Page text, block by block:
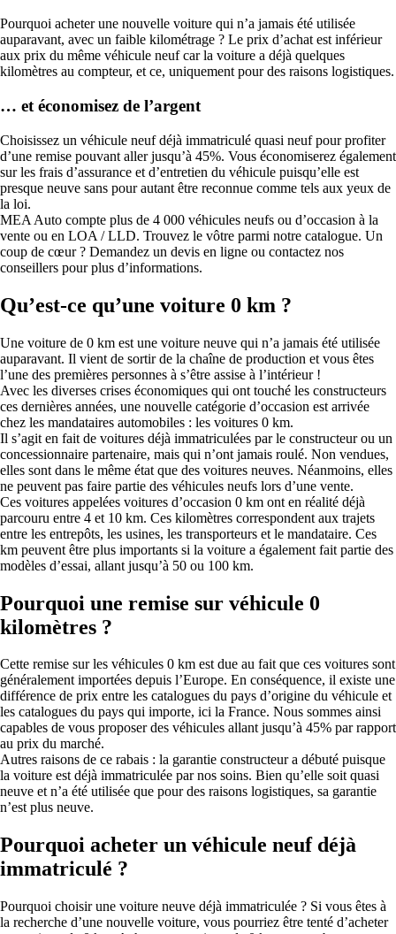
Pourquoi acheter une nouvelle voiture qui n’a jamais été utilisée
auparavant, avec un faible kilométrage ? Le prix d’achat est inférieur
aux prix du même véhicule neuf car la voiture a déjà quelques
kilomètres au compteur, et ce, uniquement pour des raisons logistiques.
… et économisez de l’argent
Choisissez un véhicule neuf déjà immatriculé quasi neuf pour profiter
d’une remise pouvant aller jusqu’à 45%. Vous économiserez également
sur les frais d’assurance et d’entretien du véhicule puisqu’elle est
presque neuve sans pour autant être reconnue comme tels aux yeux de
la loi.
MEA Auto compte plus de 4 000 véhicules neufs ou d’occasion à la
vente ou en LOA / LLD. Trouvez le vôtre parmi notre catalogue. Un
coup de cœur ? Demandez un devis en ligne ou contactez nos
conseillers pour plus d’informations.
Qu’est-ce qu’une voiture 0 km ?
Une voiture de 0 km est une voiture neuve qui n’a jamais été utilisée
auparavant. Il vient de sortir de la chaîne de production et vous êtes
l’une des premières personnes à s’être assise à l’intérieur !
Avec les diverses crises économiques qui ont touché les constructeurs
ces dernières années, une nouvelle catégorie d’occasion est arrivée
chez les mandataires automobiles : les voitures 0 km.
Il s’agit en fait de voitures déjà immatriculées par le constructeur ou un
concessionnaire partenaire, mais qui n’ont jamais roulé. Non vendues,
elles sont dans le même état que des voitures neuves. Néanmoins, elles
ne peuvent pas faire partie des véhicules neufs lors d’une vente.
Ces voitures appelées voitures d’occasion 0 km ont en réalité déjà
parcouru entre 4 et 10 km. Ces kilomètres correspondent aux trajets
entre les entrepôts, les usines, les transporteurs et le mandataire. Ces
km peuvent être plus importants si la voiture a également fait partie des
modèles d’essai, allant jusqu’à 50 ou 100 km.
Pourquoi une remise sur véhicule 0
kilomètres ?
Cette remise sur les véhicules 0 km est due au fait que ces voitures sont
généralement importées depuis l’Europe. En conséquence, il existe une
différence de prix entre les catalogues du pays d’origine du véhicule et
les catalogues du pays qui importe, ici la France. Nous sommes ainsi
capables de vous proposer des véhicules allant jusqu’à 45% par rapport
au prix du marché.
Autres raisons de ce rabais : la garantie constructeur a débuté puisque
la voiture est déjà immatriculée par nos soins. Bien qu’elle soit quasi
neuve et n’a été utilisée que pour des raisons logistiques, sa garantie
n’est plus neuve.
Pourquoi acheter un véhicule neuf déjà
immatriculé ?
Pourquoi choisir une voiture neuve déjà immatriculée ? Si vous êtes à
la recherche d’une nouvelle voiture, vous pourriez être tenté d’acheter